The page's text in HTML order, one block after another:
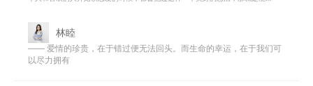
林睦
—— 爱情的珍贵，在于错过便无法回头。而生命的幸运，在于我们可
以尽力拥有